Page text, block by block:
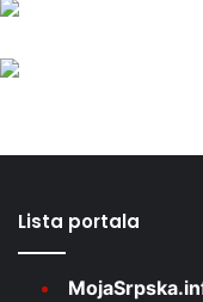
Lista portala